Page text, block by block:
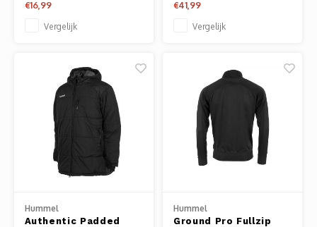
goed met deze zeer comfortabele
handschoenen van Stanno.
€16,99
Vergelijk
is voor training en dagelijks
€41,99
Vergelijk
Hummel
Authentic Padded
Hummel
Ground Pro Fullzip